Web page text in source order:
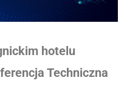
hotelu
Techniczna